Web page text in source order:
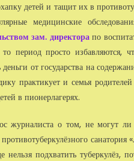
детей и тащит их в
медицинские
зам. директорапо
период просто избавляются,
деньги от государства на
практикует и семья
в пионерлагерях.
журналиста о том, не могут ли
противотуберкулёзного
нельзя подхватить